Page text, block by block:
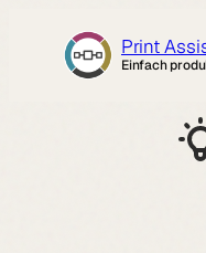
springen
Print
Einfach